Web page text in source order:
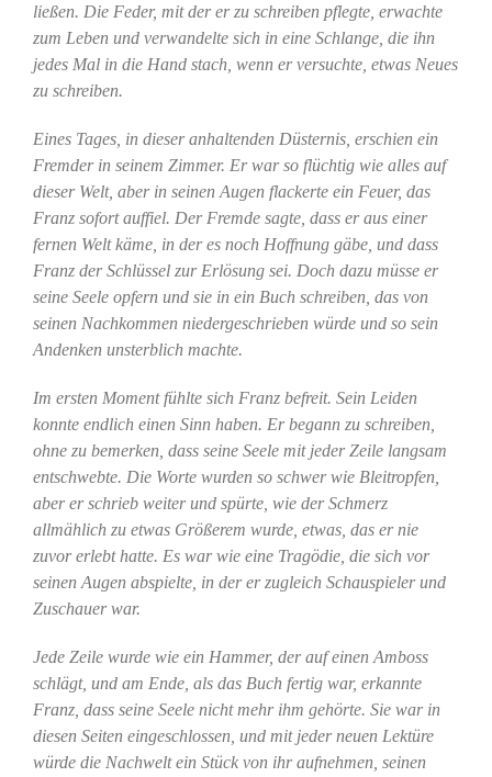
ließen. Die Feder, mit der er zu schreiben pflegte, erwachte
zum Leben und verwandelte sich in eine Schlange, die ihn
jedes Mal in die Hand stach, wenn er versuchte, etwas Neues
zu schreiben.
Eines Tages, in dieser anhaltenden Düsternis, erschien ein
Fremder in seinem Zimmer. Er war so flüchtig wie alles auf
dieser Welt, aber in seinen Augen flackerte ein Feuer, das
Franz sofort auffiel. Der Fremde sagte, dass er aus einer
fernen Welt käme, in der es noch Hoffnung gäbe, und dass
Franz der Schlüssel zur Erlösung sei. Doch dazu müsse er
seine Seele opfern und sie in ein Buch schreiben, das von
seinen Nachkommen niedergeschrieben würde und so sein
Andenken unsterblich machte.
Im ersten Moment fühlte sich Franz befreit. Sein Leiden
konnte endlich einen Sinn haben. Er begann zu schreiben,
ohne zu bemerken, dass seine Seele mit jeder Zeile langsam
entschwebte. Die Worte wurden so schwer wie Bleitropfen,
aber er schrieb weiter und spürte, wie der Schmerz
allmählich zu etwas Größerem wurde, etwas, das er nie
zuvor erlebt hatte. Es war wie eine Tragödie, die sich vor
seinen Augen abspielte, in der er zugleich Schauspieler und
Zuschauer war.
Jede Zeile wurde wie ein Hammer, der auf einen Amboss
schlägt, und am Ende, als das Buch fertig war, erkannte
Franz, dass seine Seele nicht mehr ihm gehörte. Sie war in
diesen Seiten eingeschlossen, und mit jeder neuen Lektüre
würde die Nachwelt ein Stück von ihr aufnehmen, seinen